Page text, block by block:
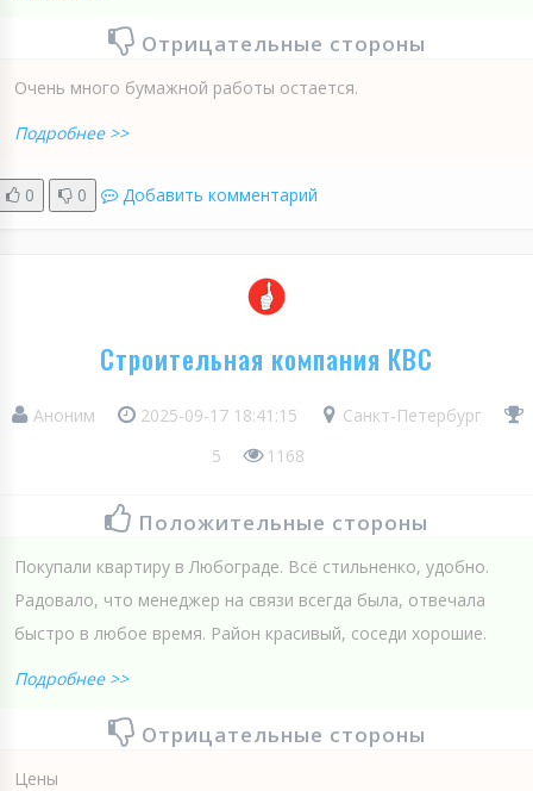
Отрицательные стороны
Очень много бумажной работы остается.
Подробнее >>
0 0 Добавить комментарий
Строительная компания КВС
Аноним 2025-09-17 18:41:15
Санкт-Петербург
5
1168
Положительные стороны
Покупали квартиру в Любограде. Всё стильненко, удобно.
Радовало, что менеджер на связи всегда была, отвечала
быстро в любое время. Район красивый, соседи хорошие.
Подробнее >>
Отрицательные стороны
Цены